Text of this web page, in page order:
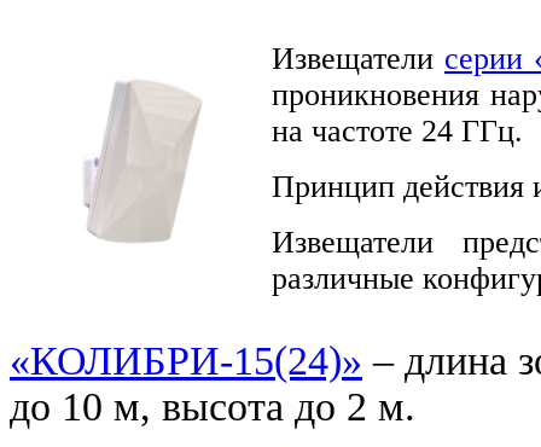
Извещатели
проникновения
на частоте 24 ГГц.
Принцип действия
Извещатели
различные
«КОЛИБРИ-15(24)» – длина
до 10 м, высота до 2 м.